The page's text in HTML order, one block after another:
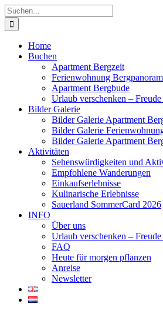
Zum
Inhalt
springen
Suche
nach:
Home
Buchen
Apartment Bergzeit
Ferienwohnung
Apartment Bergbude
Urlaub verschenken – Freude
Bilder Galerie
Bilder Galerie Apartment
Bilder Galerie
Bilder Galerie Apartment
Aktivitäten
Sehenswürdigkeiten und
Empfohlene Wanderungen
Einkaufserlebnisse
Kulinarische Erlebnisse
Sauerland SommerCard 2026
INFO
Über uns
Urlaub verschenken – Freude
FAQ
Heute für morgen pflanzen
Anreise
Newsletter